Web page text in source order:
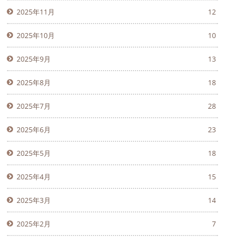
2025年11月 12
2025年10月 10
2025年9月 13
2025年8月 18
2025年7月 28
2025年6月 23
2025年5月 18
2025年4月 15
2025年3月 14
2025年2月 7